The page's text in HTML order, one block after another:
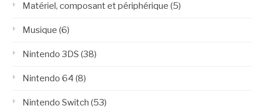
Matériel, composant et périphérique (5)
Musique (6)
Nintendo 3DS (38)
Nintendo 64 (8)
Nintendo Switch (53)